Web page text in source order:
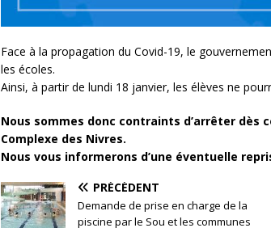
Face à la propagation du Covid-19, le
les écoles.
Ainsi, à partir de lundi 18 janvier, les élèves ne
Nous sommes donc contraints d’arrêter dès
Complexe des Nivres.
Nous vous informerons d’une éventuelle
PRÉCÉDENT
Demande de prise en charge de la
piscine par le Sou et les communes